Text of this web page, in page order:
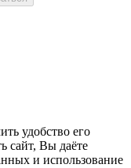
удобство его
сайт, Вы даёте
и использование